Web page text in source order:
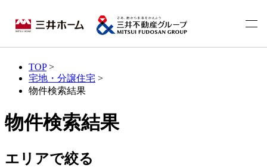
TOP>
宅地・分譲住宅 >
物件検索結果
物件検索結果
エリアで絞る